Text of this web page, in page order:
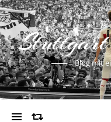
Blog mit